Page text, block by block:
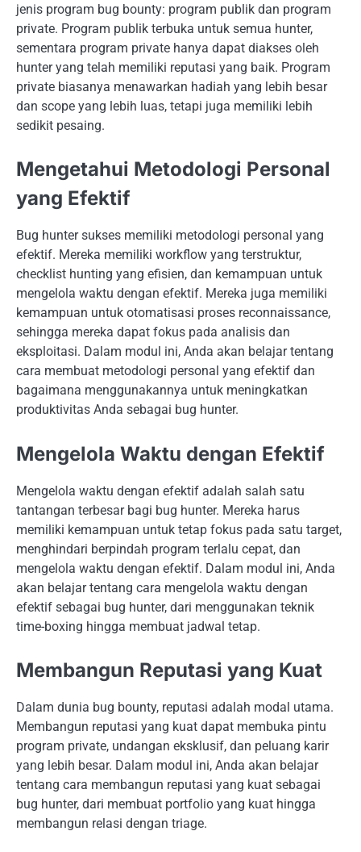
jenis program bug bounty: program publik dan program
private. Program publik terbuka untuk semua hunter,
sementara program private hanya dapat diakses oleh
hunter yang telah memiliki reputasi yang baik. Program
private biasanya menawarkan hadiah yang lebih besar
dan scope yang lebih luas, tetapi juga memiliki lebih
sedikit pesaing.
Mengetahui Metodologi Personal
yang Efektif
Bug hunter sukses memiliki metodologi personal yang
efektif. Mereka memiliki workflow yang terstruktur,
checklist hunting yang efisien, dan kemampuan untuk
mengelola waktu dengan efektif. Mereka juga memiliki
kemampuan untuk otomatisasi proses reconnaissance,
sehingga mereka dapat fokus pada analisis dan
eksploitasi. Dalam modul ini, Anda akan belajar tentang
cara membuat metodologi personal yang efektif dan
bagaimana menggunakannya untuk meningkatkan
produktivitas Anda sebagai bug hunter.
Mengelola Waktu dengan Efektif
Mengelola waktu dengan efektif adalah salah satu
tantangan terbesar bagi bug hunter. Mereka harus
memiliki kemampuan untuk tetap fokus pada satu target,
menghindari berpindah program terlalu cepat, dan
mengelola waktu dengan efektif. Dalam modul ini, Anda
akan belajar tentang cara mengelola waktu dengan
efektif sebagai bug hunter, dari menggunakan teknik
time-boxing hingga membuat jadwal tetap.
Membangun Reputasi yang Kuat
Dalam dunia bug bounty, reputasi adalah modal utama.
Membangun reputasi yang kuat dapat membuka pintu
program private, undangan eksklusif, dan peluang karir
yang lebih besar. Dalam modul ini, Anda akan belajar
tentang cara membangun reputasi yang kuat sebagai
bug hunter, dari membuat portfolio yang kuat hingga
membangun relasi dengan triage.